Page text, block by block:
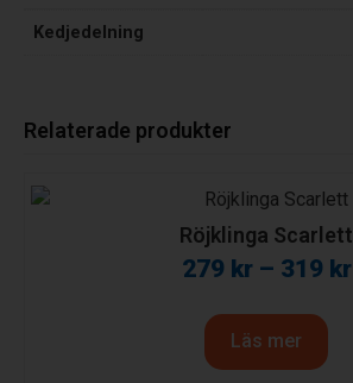
Kedjedelning
Relaterade produkter
Röjklinga Scarlett
279 kr– 319 kr
Läs mer